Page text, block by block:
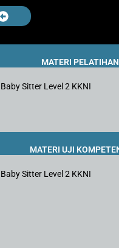
MATERI PELATIHAN
Baby Sitter Level 2 KKNI
MATERI UJI
Baby Sitter Level 2 KKNI